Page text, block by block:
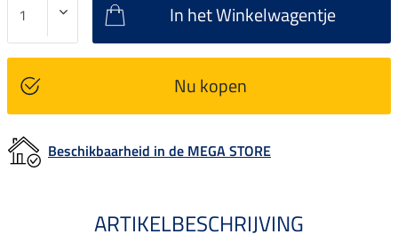
In het Winkelwagentje
Nu kopen
Beschikbaarheid in de MEGA STORE
ARTIKELBESCHRIJVING